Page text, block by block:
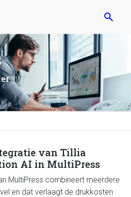
van Tillia
AI in MultiPress
MultiPress combineert meerdere
en dat verlaagt de drukkosten